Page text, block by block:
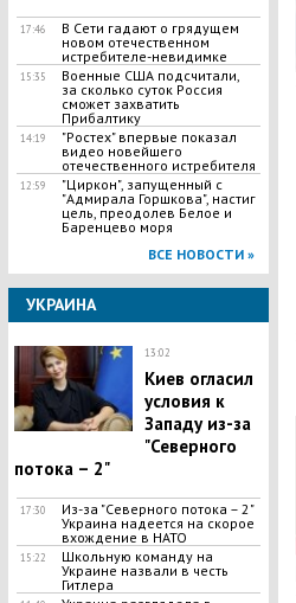
17:46
В Сети гадают о грядущем
новом отечественном
истребителе-невидимке
15:35
Военные США подсчитали,
за сколько суток Россия
сможет захватить
Прибалтику
14:19
"Ростех" впервые показал
видео новейшего
отечественного истребителя
12:59
"Циркон", запущенный с
"Адмирала Горшкова", настиг
цель, преодолев Белое и
Баренцево моря
ВСЕ НОВОСТИ »
УКРАИНА
13:02
Киев огласил
условия к
Западу из-за
"Северного
потока – 2"
17:30
Из-за "Северного потока – 2"
Украина надеется на скорое
вхождение в НАТО
15:22
Школьную команду на
Украине назвали в честь
Гитлера